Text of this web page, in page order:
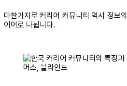
마찬가지로 커리어 커뮤니티 역시 정보
이어로 나뉩니다.